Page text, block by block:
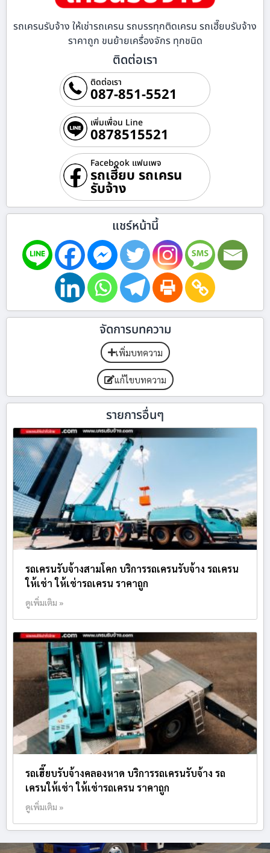
รถเครนรับจ้าง ให้เช่ารถเครน รถบรรทุกติดเครน รถเฮี๊ยบรับจ้าง
ราคาถูก ขนย้ายเครื่องจักร ทุกชนิด
ติดต่อเรา
ติดต่อเรา
087-851-5521
เพิ่มเพื่อน Line
0878515521
Facebook แฟนเพจ
รถเฮี๊ยบ รถเครน
รับจ้าง
แชร์หน้านี้
จัดการบทความ
เพิ่มบทความ
แก้ไขบทความ
รายการอื่นๆ
รถเครนรับจ้างสามโคก บริการรถเครนรับจ้าง รถเครน
ให้เช่า ให้เช่ารถเครน ราคาถูก
ดูเพิ่มเติม »
รถเฮี๊ยบรับจ้างคลองหาด บริการรถเครนรับจ้าง รถ
เครนให้เช่า ให้เช่ารถเครน ราคาถูก
ดูเพิ่มเติม »